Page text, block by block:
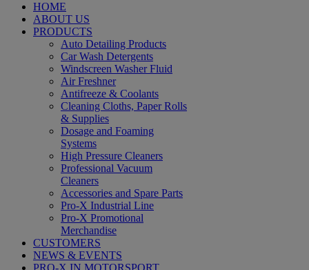
HOME
ABOUT US
PRODUCTS
Auto Detailing Products
Car Wash Detergents
Windscreen Washer Fluid
Air Freshner
Antifreeze & Coolants
Cleaning Cloths, Paper Rolls
& Supplies
Dosage and Foaming
Systems
High Pressure Cleaners
Professional Vacuum
Cleaners
Accessories and Spare Parts
Pro-X Industrial Line
Pro-X Promotional
Merchandise
CUSTOMERS
NEWS & EVENTS
PRO-X IN MOTORSPORT